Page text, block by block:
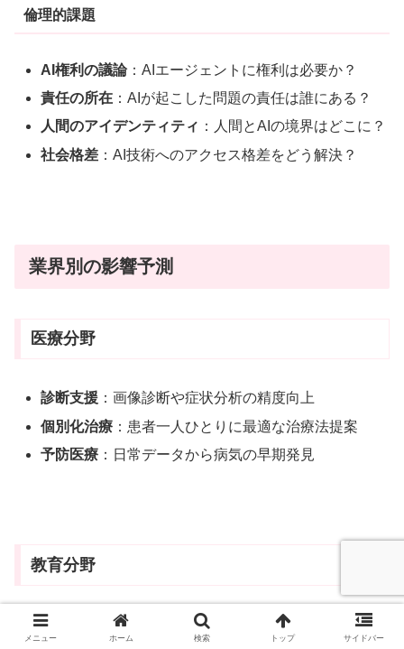
倫理的課題
AI権利の議論：AIエージェントに権利は必要か？
責任の所在 ：AIが起こした問題の責任は誰にある？
人間のアイデンティティ ：人間とAIの境界はどこに？
社会格差 ：AI技術へのアクセス格差をどう解決？
業界別の影響予測
医療分野
診断支援 ：画像診断や症状分析の精度向上
個別化治療 ：患者一人ひとりに最適な治療法提案
予防医療 ：日常データから病気の早期発見
教育分野
個別指導
：学習者のペースに合わせたカリキュラム
メニュー ホーム 検索 トップ サイドバー